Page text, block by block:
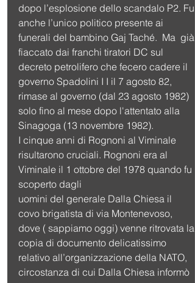
dopo l’esplosione dello scandalo P2. Fu
anche l’unico politico presente ai
funerali del bambino Gaj Taché.  Ma  già
fiaccato dai franchi tiratori DC sul
decreto petrolifero che fecero cadere il
governo Spadolini I I il 7 agosto 82,
rimase al governo (dal 23 agosto 1982)
solo fino al mese dopo l'attentato alla
Sinagoga (13 novembre 1982).
I cinque anni di Rognoni al Viminale
risultarono cruciali. Rognoni era al
Viminale il 1 ottobre del 1978 quando fu
scoperto dagli
uomini del generale Dalla Chiesa il
covo brigatista di via Montenevoso,
dove ( sappiamo oggi) venne ritrovata la
copia di documento delicatissimo
relativo all’organizzazione della NATO,
circostanza di cui Dalla Chiesa informò